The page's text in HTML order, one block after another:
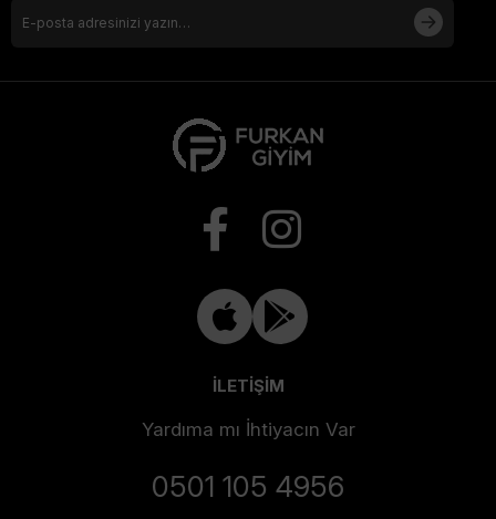
İLETİŞİM
Yardıma mı İhtiyacın Var
0501 105 4956